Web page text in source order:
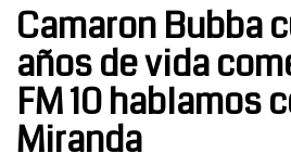
Camaron Bubba
años de vida
FM 10 hablamos
Miranda